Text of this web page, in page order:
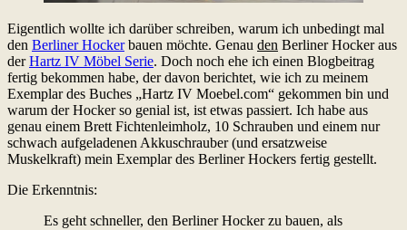
Eigentlich wollte ich darüber schreiben, warum ich unbedingt mal
den Berliner Hockerbauen möchte. Genau den Berliner Hocker aus
derHartz IV Möbel Serie. Doch noch ehe ich einen Blogbeitrag
fertig bekommen habe, der davon berichtet, wie ich zu meinem
Exemplar des Buches „Hartz IV Moebel.com“ gekommen bin und
warum der Hocker so genial ist, ist etwas passiert. Ich habe aus
genau einem Brett Fichtenleimholz, 10 Schrauben und einem nur
schwach aufgeladenen Akkuschrauber (und ersatzweise
Muskelkraft) mein Exemplar des Berliner Hockers fertig gestellt.
Die Erkenntnis:
Es geht schneller, den Berliner Hocker zu bauen, als